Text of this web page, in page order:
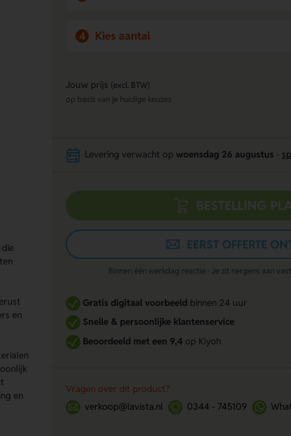
en
en
4 Kies aantal
Jouw prijs (excl. BTW)
op basis van je huidige keuzes
Levering verwacht op woensdag 26 augustus
BESTELLING
EERST OFFERTE
Binnen één werkdag reactie · Je zit nergens aan
Gratis digitaal voorbeeldbinnen 24 uur
Snelle & persoonlijke klantenservice
Beoordeeld met een 9,4op Kiyoh
Vragen over dit product?
verkoop@lavista.nl
0344 - 745109